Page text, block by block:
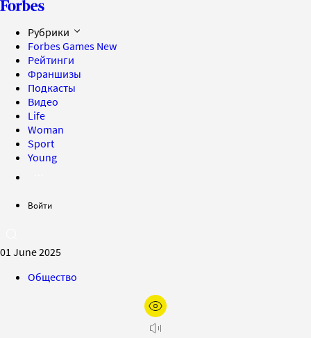
Рубрики
Forbes Games New
Рейтинги
Франшизы
Подкасты
Видео
Life
Woman
Sport
Young
Войти
01 June 2025
Общество